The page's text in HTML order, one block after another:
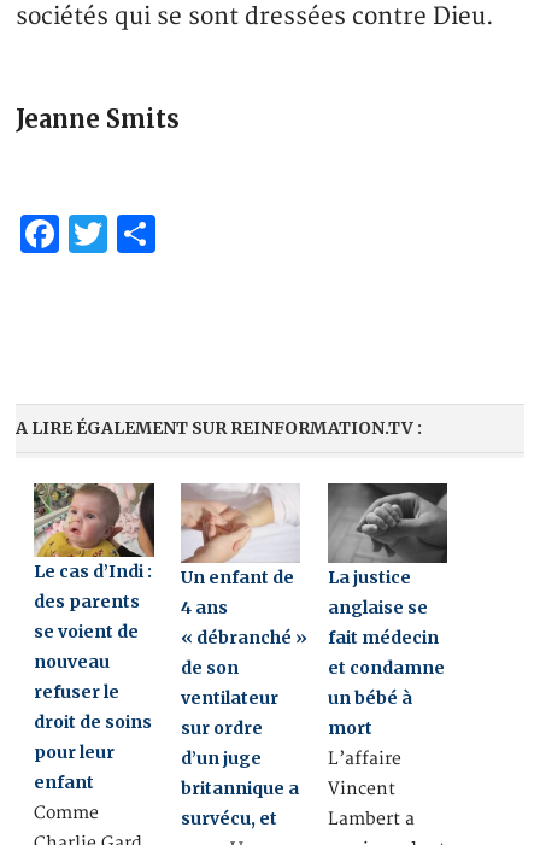
sociétés qui se sont dressées contre Dieu.
Jeanne Smits
Facebook
Twitter
A LIRE ÉGALEMENT SUR REINFORMATION.TV :
Le cas d’Indi :
des parents
se voient de
nouveau
refuser le
droit de soins
pour leur
enfant
Comme
Un enfant de
4 ans
« débranché »
de son
ventilateur
sur ordre
d’un juge
britannique a
survécu, et
La justice
anglaise se
fait médecin
et condamne
un bébé à
mort
L’affaire
Vincent
Lambert a